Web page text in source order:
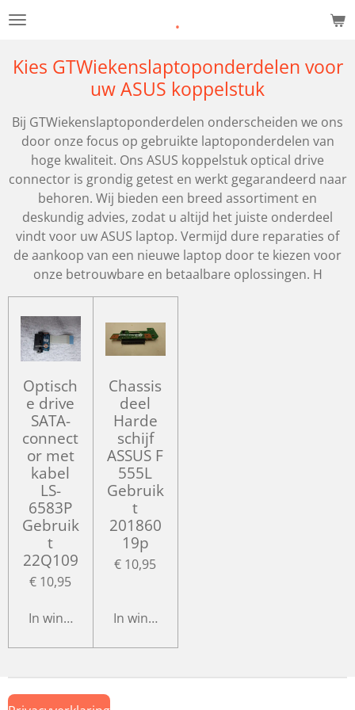
Ga
de
.
Kies GTWiekenslaptoponderdelen voor
uw ASUS koppelstuk
Bij GTWiekenslaptoponderdelen onderscheiden we ons
door onze focus op gebruikte laptoponderdelen van
hoge kwaliteit. Ons ASUS koppelstuk optical drive
connector is grondig getest en werkt gegarandeerd naar
behoren. Wij bieden een breed assortiment en
deskundig advies, zodat u altijd het juiste onderdeel
vindt voor uw ASUS laptop. Vermijd dure reparaties of
de aankoop van een nieuwe laptop door te kiezen voor
onze betrouwbare en betaalbare oplossingen. H
Optisch
e drive
SATA-
connect
or met
kabel
LS-
6583P
Gebruik
t
22Q109
€ 10,95
In winkelwagen
Chassis
deel
Harde
schijf
ASSUS F
555L
Gebruik
t
201860
19p
€ 10,95
In winkelwagen